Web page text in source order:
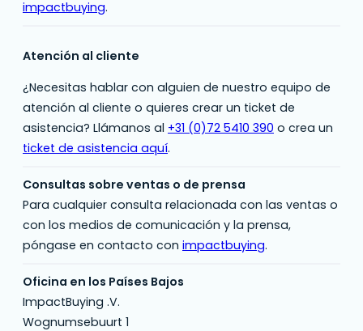
impactbuying.
Atención al cliente
¿Necesitas hablar con alguien de nuestro equipo de
atención al cliente o quieres crear un ticket de
asistencia? Llámanos al +31 (0)72 5410 390 o crea un
ticket de asistencia aquí.
Consultas sobre ventas o de prensa
Para cualquier consulta relacionada con las ventas o
con los medios de comunicación y la prensa,
póngase en contacto con impactbuying.
Oficina en los Países Bajos
ImpactBuying .V.
Wognumsebuurt 1